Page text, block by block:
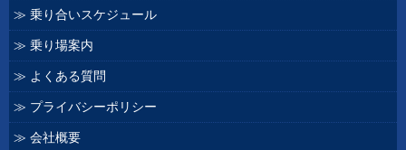
乗り合いスケジュール
乗り場案内
よくある質問
プライバシーポリシー
会社概要